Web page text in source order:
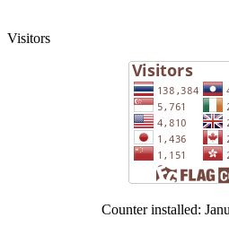
Visitors
Counter installed: